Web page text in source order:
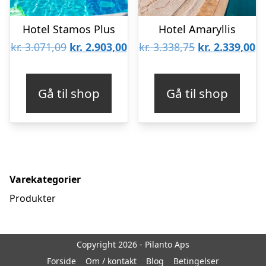
Hotel Stamos Plus
kr.3.071,09 Den
kr. 3.071,09.
kr. 2.903,00Den
kr. 2.903,00.
Gå til shop
Hotel Amaryllis
kr.3.338,75 Den
kr. 3.338,75.
kr. 2.339,00
Gå til shop
Varekategorier
Produkter
Copyright 2026 - Pilanto Aps
Forside
Om / kontakt Blog Betingelser